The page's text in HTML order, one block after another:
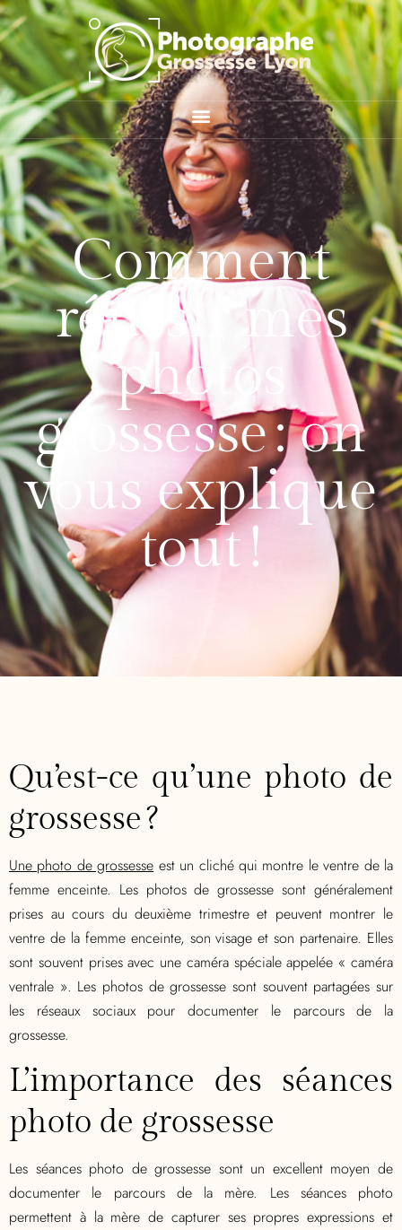
Comment
réussir mes
photos
grossesse : on
vous explique
tout !
Qu’est-ce qu’une photo de
grossesse ?
Une photo de grossesse est un clichéqui montre le ventre de la
femme enceinte. Les photos de grossesse sont généralement
prises au cours du deuxième trimestre et peuvent montrer le
ventre de la femme enceinte, son visage et son partenaire. Elles
sont souvent prises avec une caméra spéciale appelée « caméra
ventrale ». Les photos de grossesse sont souvent partagées sur
les réseaux sociaux pour documenter le parcours de la
grossesse.
L’importance des séances
photo de grossesse
Les séances photo de grossesse sont un excellent moyen de
documenter le parcours de la mère. Les séances photo
permettent à la mère de capturer ses propres expressions et